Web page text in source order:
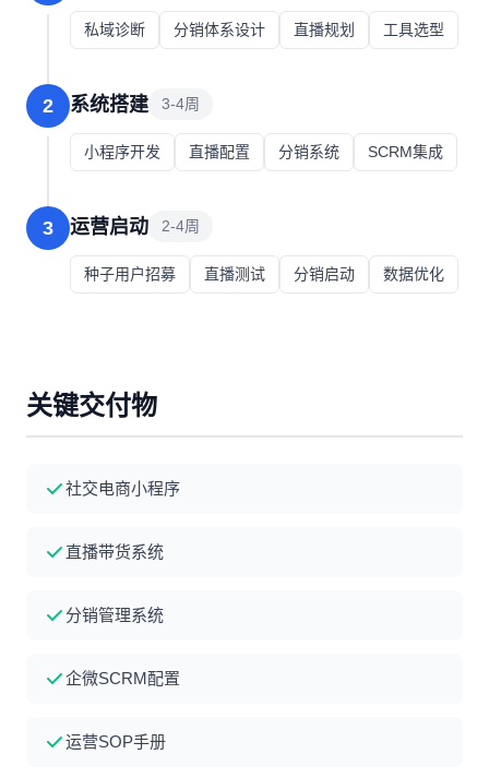
私域诊断 分销体系设计 直播规划 工具选型
2 系统搭建 3-4周
小程序开发 直播配置 分销系统 SCRM集成
3 运营启动 2-4周
种子用户招募 直播测试 分销启动 数据优化
关键交付物
社交电商小程序
直播带货系统
分销管理系统
企微SCRM配置
运营SOP手册